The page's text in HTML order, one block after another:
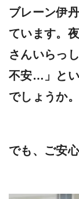
ブレーン伊
ています。
さんいらっ
不安…」と
でしょうか。
でも、ご安